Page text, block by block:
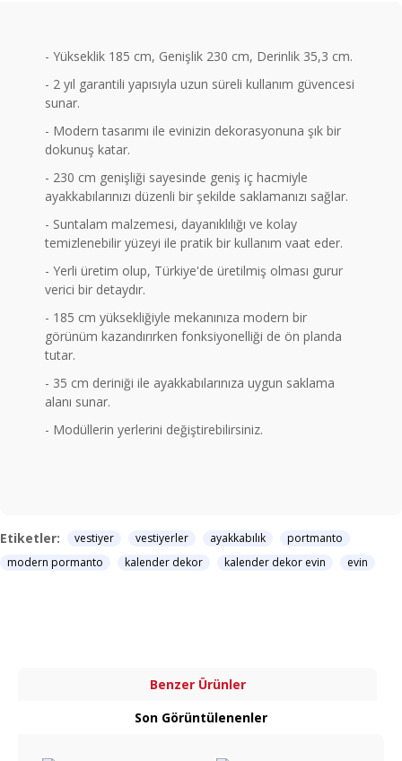
- Yükseklik 185 cm, Genişlik 230 cm, Derinlik 35,3 cm.
- 2 yıl garantili yapısıyla uzun süreli kullanım güvencesi
sunar.
- Modern tasarımı ile evinizin dekorasyonuna şık bir
dokunuş katar.
- 230 cm genişliği sayesinde geniş iç hacmiyle
ayakkabılarınızı düzenli bir şekilde saklamanızı sağlar.
- Suntalam malzemesi, dayanıklılığı ve kolay
temizlenebilir yüzeyi ile pratik bir kullanım vaat eder.
- Yerli üretim olup, Türkiye'de üretilmiş olması gurur
verici bir detaydır.
- 185 cm yüksekliğiyle mekanınıza modern bir
görünüm kazandırırken fonksiyonelliği de ön planda
tutar.
- 35 cm deriniği ile ayakkabılarınıza uygun saklama
alanı sunar.
- Modüllerin yerlerini değiştirebilirsiniz.
Etiketler: vestiyer vestiyerler ayakkabılık
portmanto
modern pormanto
kalender dekor kalender dekor evin evin
Benzer Ürünler
Son Görüntülenenler